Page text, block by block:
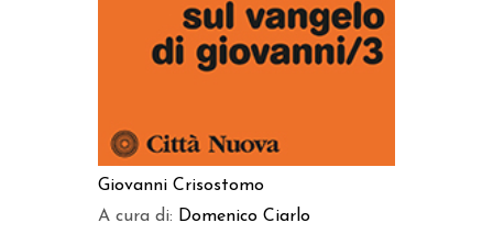
Giovanni Crisostomo
A cura di: Domenico Ciarlo